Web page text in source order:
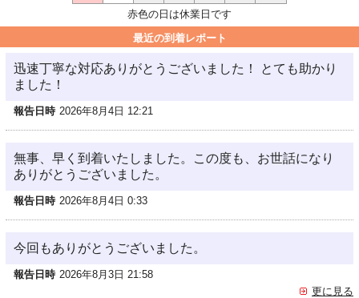
赤色の日は休業日です
最近の到着レポート
迅速丁寧な対応ありがとうございました！ とても助かり
ました！
報告日時 2026年8月4日 12:21
無事、早く到着いたしました。この度も、お世話になり
ありがとうございました。
報告日時 2026年8月4日 0:33
今回もありがとうございました。
報告日時 2026年8月3日 21:58
更に見る